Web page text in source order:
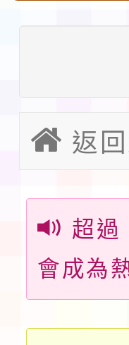
告(不
賽實
本市
程安
「桃
展演
請一案
教育
報
淨零
檢送
及師
實施要
115年
程
函轉
鎮韌
「115
返
超過
會成為